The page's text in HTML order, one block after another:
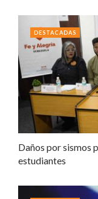
Daños por sismos
estudiantes
DESTACADAS